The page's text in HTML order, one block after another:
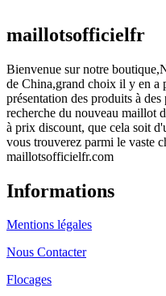
maillotsofficielfr
Bienvenue sur notre
de China,grand choix il y en a
présentation des produits à
recherche du nouveau maillot
à prix discount, que cela soit
vous trouverez parmi le vaste
maillotsofficielfr.com
Informations
Mentions légales
Nous Contacter
Flocages